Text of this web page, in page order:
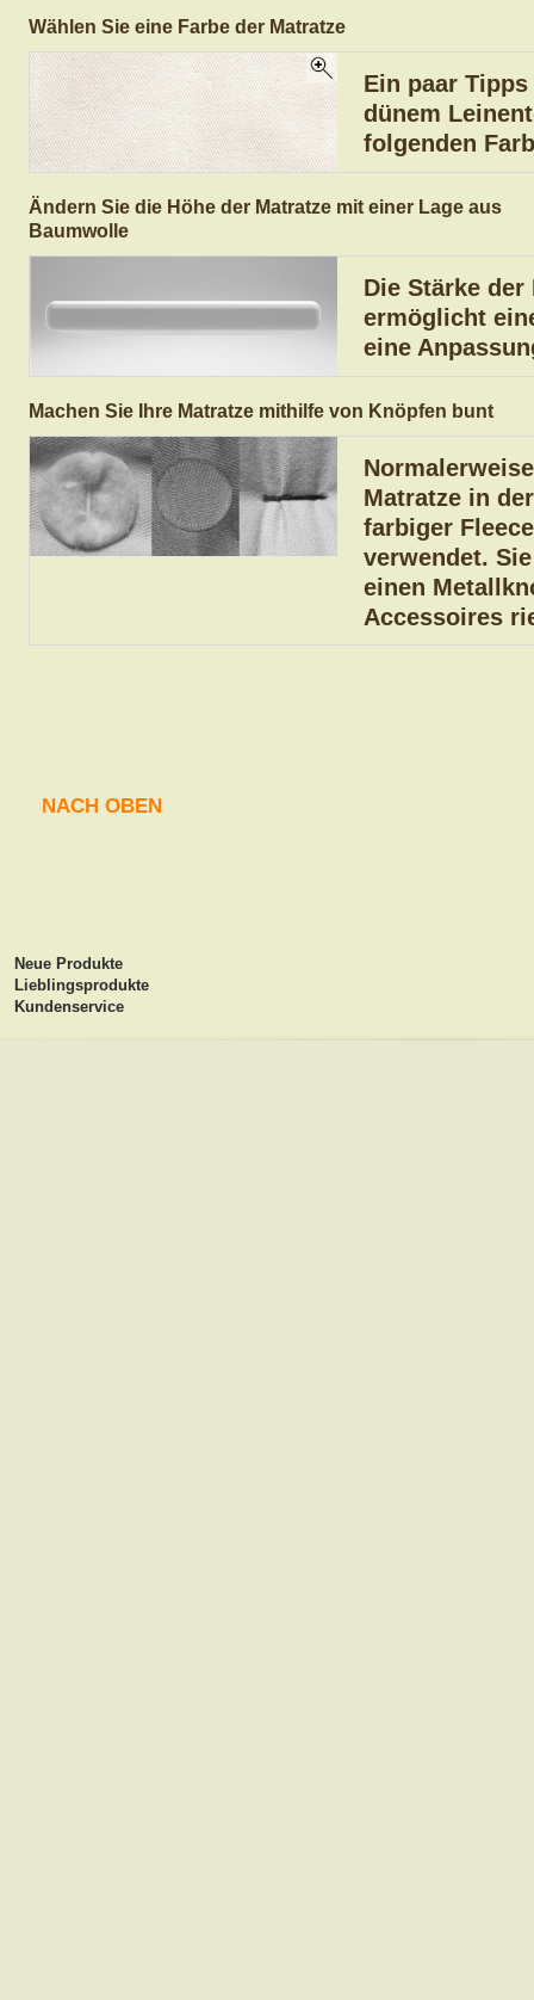
Wählen Sie eine Farbe der Matratze
Ein paar
dünem
folgenden
Ändern Sie die Höhe der Matratze mit einer Lage aus
Baumwolle
Die Stärke
ermöglicht
eine
Machen Sie Ihre Matratze mithilfe von Knöpfen bunt
Matratze in
farbiger
verwendet.
einen
Accessoires
NACH OBEN
Neue Produkte
Lieblingsprodukte
Kundenservice